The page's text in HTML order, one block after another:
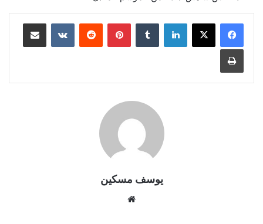
لينكدإن بينتيريست مشاركة عبر البريد
طباعة
يوسف مسكين